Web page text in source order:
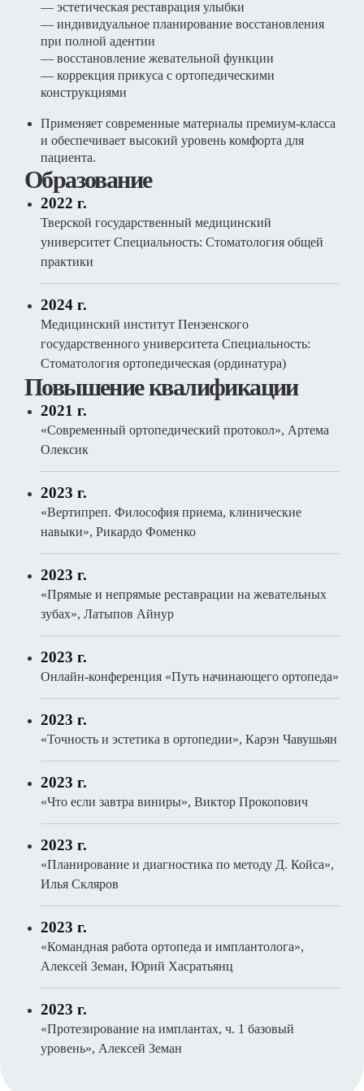
— эстетическая реставрация улыбки
— индивидуальное планирование восстановления
при полной адентии
— восстановление жевательной функции
— коррекция прикуса с ортопедическими
конструкциями
Применяет современные материалы премиум-класса
и обеспечивает высокий уровень комфорта для
пациента.
Образование
2022 г.
Тверской государственный медицинский
университет Специальность: Стоматология общей
практики
2024 г.
Медицинский институт Пензенского
государственного университета Специальность:
Стоматология ортопедическая (ординатура)
Повышение квалификации
2021 г.
«Современный ортопедический протокол», Артема
Олексик
2023 г.
«Вертипреп. Философия приема, клинические
навыки», Рикардо Фоменко
2023 г.
«Прямые и непрямые реставрации на жевательных
зубах», Латыпов Айнур
2023 г.
Онлайн-конференция «Путь начинающего ортопеда»
2023 г.
«Точность и эстетика в ортопедии», Карэн Чавушьян
2023 г.
«Что если завтра виниры», Виктор Прокопович
2023 г.
«Планирование и диагностика по методу Д. Койса»,
Илья Скляров
2023 г.
«Командная работа ортопеда и имплантолога»,
Алексей Земан, Юрий Хасратьянц
2023 г.
«Протезирование на имплантах, ч. 1 базовый
уровень», Алексей Земан